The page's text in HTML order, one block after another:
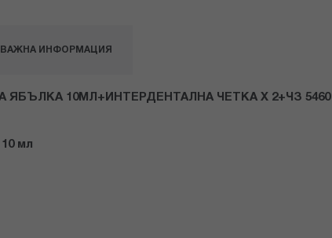
10МЛ+ИНТЕРДЕНТАЛНА ЧЕТКА Х 2+ЧЗ 5460
мл
ВАЖНА ИНФОРМАЦИЯ